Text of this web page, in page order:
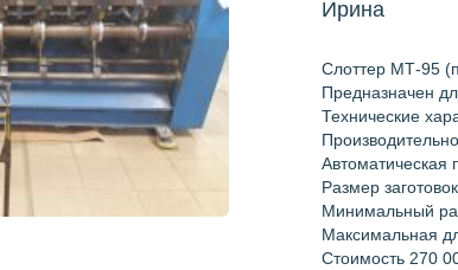
Ирина
Слоттер МТ-95
Предназначен
Технические
Автоматическая
Размер
Минимальный
Максимальная
Стоимость 270